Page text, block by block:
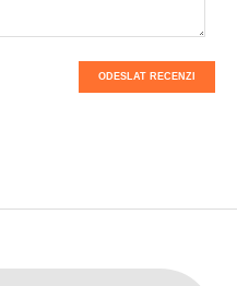
ODESLAT RECENZI